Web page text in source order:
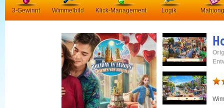
3-Gewinnt Wimmelbild Klick-Management Logik Mahjong